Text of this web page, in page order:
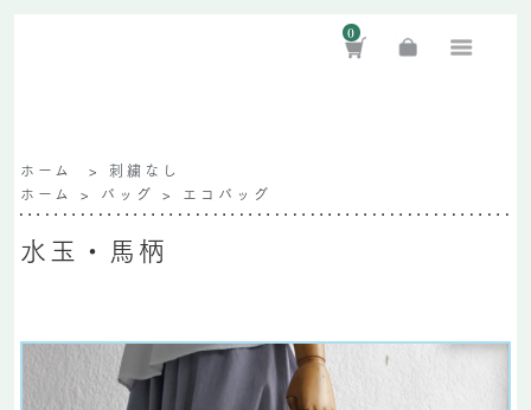
0
ホーム > 刺繍なし
ホーム > バッグ > エコバッグ
水玉・馬柄